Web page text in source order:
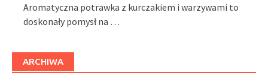
Aromatyczna potrawka z kurczakiem i warzywami to
doskonały pomysł na …
ARCHIWA